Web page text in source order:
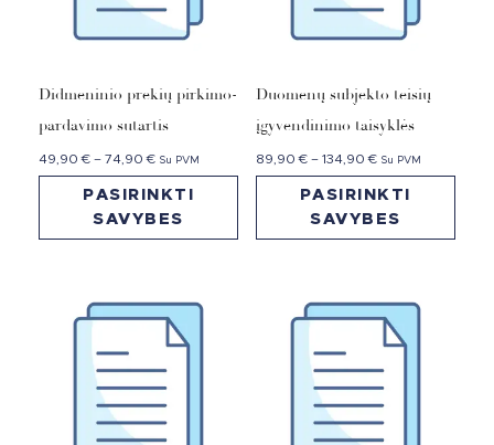
Didmeninio prekių pirkimo-
pardavimo sutartis
49,90€ – 74,90€ Su PVM
PASIRINKTI
SAVYBES
Duomenų subjekto teisių
įgyvendinimo taisyklės
89,90€ – 134,90€ Su PVM
PASIRINKTI
SAVYBES